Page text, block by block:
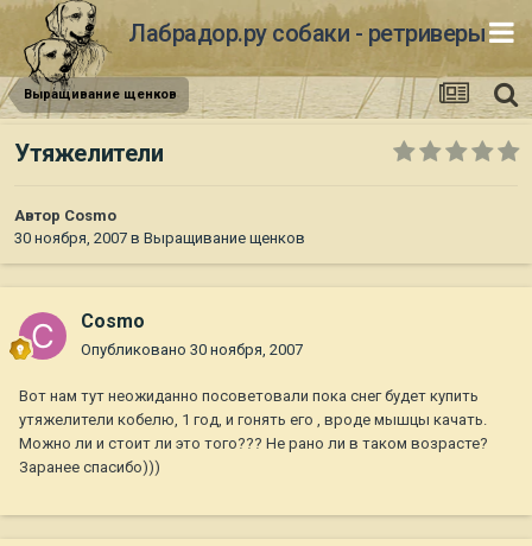
Лабрадор.ру собаки - ретриверы
Выращивание щенков
Утяжелители
Автор Cosmo
30 ноября, 2007 в Выращивание щенков
Cosmo
Опубликовано 30 ноября, 2007
Вот нам тут неожиданно посоветовали пока снег будет купить
утяжелители кобелю, 1 год, и гонять его , вроде мышцы качать.
Можно ли и стоит ли это того??? Не рано ли в таком возрасте?
Заранее спасибо)))